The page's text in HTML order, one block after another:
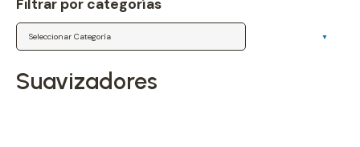
Filtrar por categorías
Categorías
suavizadores